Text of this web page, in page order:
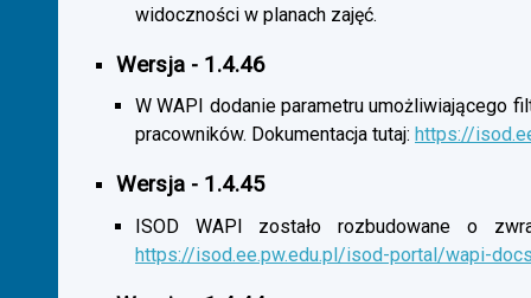
widoczności w planach zajęć.
Wersja - 1.4.46
W WAPI dodanie parametru umożliwiającego
pracowników. Dokumentacja tutaj: https://
Wersja - 1.4.45
ISOD WAPI zostało rozbudowane o
https://isod.ee.pw.edu.pl/isod-portal/wapi-